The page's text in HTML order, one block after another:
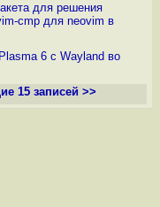
для решения
cmp для neovim в
6 с Wayland во
15 записей >>